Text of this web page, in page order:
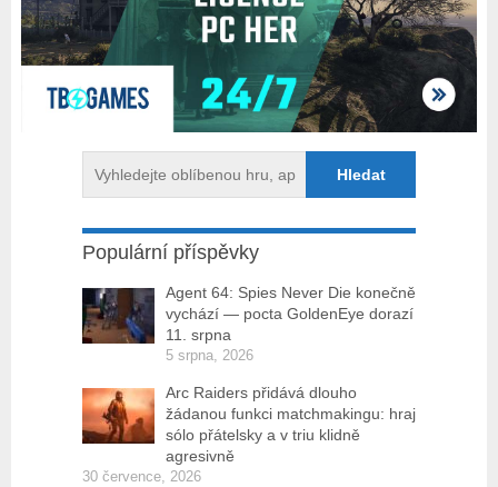
Populární příspěvky
Agent 64: Spies Never Die konečně
vychází — pocta GoldenEye dorazí
11. srpna
5 srpna, 2026
Arc Raiders přidává dlouho
žádanou funkci matchmakingu: hraj
sólo přátelsky a v triu klidně
agresivně
30 července, 2026